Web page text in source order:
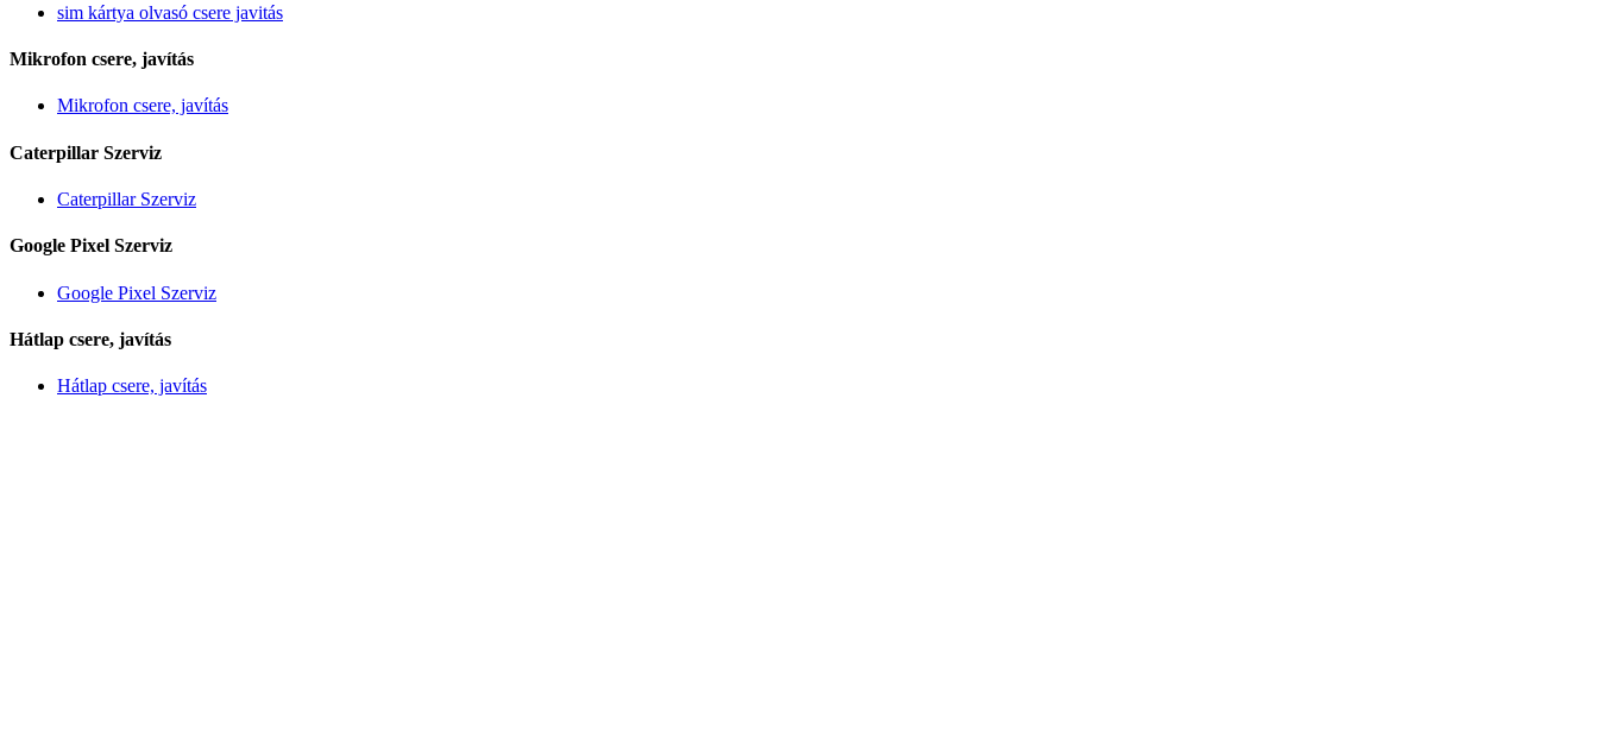
sim kártya olvasó csere javitás
Mikrofon csere, javítás
Mikrofon csere, javítás
Caterpillar Szerviz
Caterpillar Szerviz
Google Pixel Szerviz
Google Pixel Szerviz
Hátlap csere, javítás
Hátlap csere, javítás